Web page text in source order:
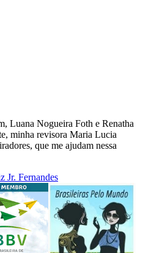
Luana Nogueira Foth e Renatha
minha revisora Maria Lucia
que me ajudam nessa
Jr. Fernandes